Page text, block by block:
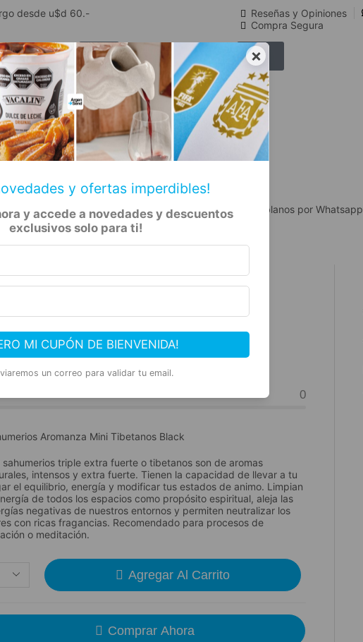
×
y ofertas imperdibles!
y accede a novedades y descuentos
exclusivos solo para ti!
MI CUPÓN DE BIENVENIDA!
un correo para validar tu email.
desde u$d 60.- Reseñas y Opiniones
Compra Segura
Golosinas 0
🏷️ Todas las categorías Hablanos por Whatsapp
Tibetanos – 6 Cajas
Tibetanos – 6 Cajas
SKU:
0
Aromanza Mini Tibetanos Black
sahumerios triple extra fuerte o tibetanos son de aromas
intensos y extra fuerte. Tienen la capacidad de llevar a tu
el equilibrio, energía y modificar tus estados de animo. Limpian
de todos los espacios como propósito espiritual, aleja las
negativas de nuestros entornos y permiten neutralizar los
con ricas fragancias. Recomendado para procesos de
o meditación.
Agregar Al Carrito
Comprar Ahora